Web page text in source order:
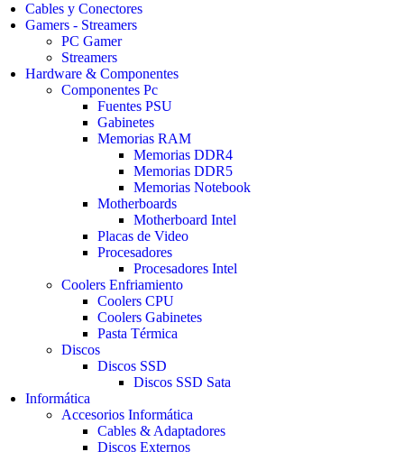
Cables y Conectores
Gamers - Streamers
PС Gamer
Streamers
Hardware & Componentes
Componentes Pc
Fuentes PSU
Gabinetes
Memorias RAM
Memorias DDR4
Memorias DDR5
Memorias Notebook
Motherboards
Motherboard Intel
Placas de Video
Procesadores
Procesadores Intel
Coolers Enfriamiento
Coolers CPU
Coolers Gabinetes
Pasta Térmica
Discos
Discos SSD
Discos SSD Sata
Informática
Accesorios Informática
Cables & Adaptadores
Discos Externos